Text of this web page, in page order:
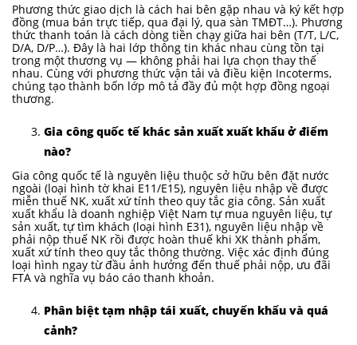
Phương thức giao dịch là cách hai bên gặp nhau và ký kết hợp
đồng (mua bán trực tiếp, qua đại lý, qua sàn TMĐT…). Phương
thức thanh toán là cách dòng tiền chạy giữa hai bên (T/T, L/C,
D/A, D/P…). Đây là hai lớp thông tin khác nhau cùng tồn tại
trong một thương vụ — không phải hai lựa chọn thay thế
nhau. Cùng với phương thức vận tải và điều kiện Incoterms,
chúng tạo thành bốn lớp mô tả đầy đủ một hợp đồng ngoại
thương.
Gia công quốc tế khác sản xuất xuất khẩu ở điểm
nào?
Gia công quốc tế là nguyên liệu thuộc sở hữu bên đặt nước
ngoài (loại hình tờ khai E11/E15), nguyên liệu nhập về được
miễn thuế NK, xuất xứ tính theo quy tắc gia công. Sản xuất
xuất khẩu là doanh nghiệp Việt Nam tự mua nguyên liệu, tự
sản xuất, tự tìm khách (loại hình E31), nguyên liệu nhập về
phải nộp thuế NK rồi được hoàn thuế khi XK thành phẩm,
xuất xứ tính theo quy tắc thông thường. Việc xác định đúng
loại hình ngay từ đầu ảnh hưởng đến thuế phải nộp, ưu đãi
FTA và nghĩa vụ báo cáo thanh khoản.
Phân biệt tạm nhập tái xuất, chuyển khẩu và quá
cảnh?